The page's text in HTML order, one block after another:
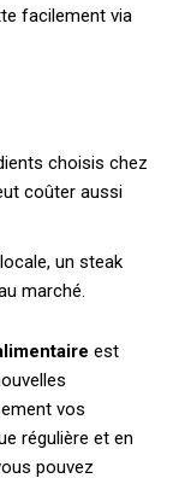
facilement via
choisis chez
coûter aussi
un steak
marché.
est
vos
régulière et en
pouvez